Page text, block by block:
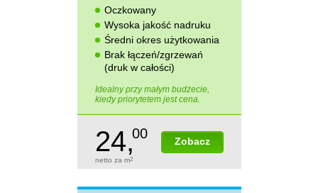
Oczkowany
Wysoka jakość nadruku
Średni okres użytkowania
Brak łączeń/zgrzewań
(druk w całości)
Idealny przy małym budżecie,
kiedy priorytetem jest cena.
Zobacz
24,00
netto za m2